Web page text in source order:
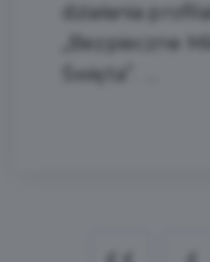
działania
„Bezpieczne
Święta”. ...